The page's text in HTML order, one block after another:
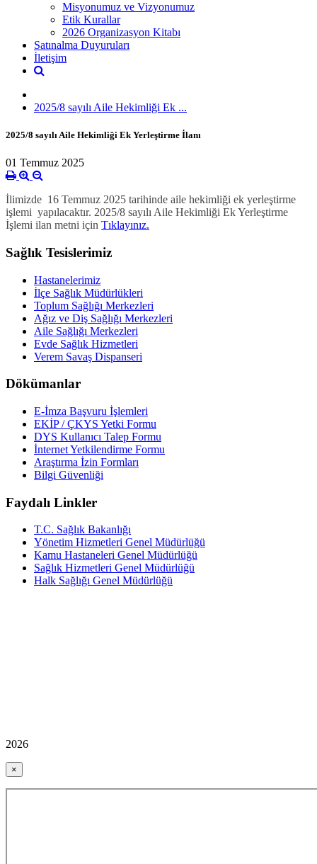
Misyonumuz ve Vizyonumuz
Etik Kurallar
2026 Organizasyon Kitabı
Satınalma Duyuruları
İletişim
2025/8 sayılı Aile Hekimliği Ek ...
2025/8 sayılı Aile Hekimliği Ek Yerleştirme İlanı
01 Temmuz 2025
İlimizde 16 Temmuz 2025 tarihinde aile hekimliği ek yerleştirme
işlemi yapılacaktır. 2025/8 sayılı Aile Hekimliği Ek Yerleştirme
İşlemi ilan metni için Tıklayınız.
Sağlık Tesislerimiz
Hastanelerimiz
İlçe Sağlık Müdürlükleri
Toplum Sağlığı Merkezleri
Ağız ve Diş Sağlığı Merkezleri
Aile Sağlığı Merkezleri
Evde Sağlık Hizmetleri
Verem Savaş Dispanseri
Dökümanlar
E-İmza Başvuru İşlemleri
EKİP / ÇKYS Yetki Formu
DYS Kullanıcı Talep Formu
İnternet Yetkilendirme Formu
Araştırma İzin Formları
Bilgi Güvenliği
Faydalı Linkler
T.C. Sağlık Bakanlığı
Yönetim Hizmetleri Genel Müdürlüğü
Kamu Hastaneleri Genel Müdürlüğü
Sağlık Hizmetleri Genel Müdürlüğü
Halk Sağlığı Genel Müdürlüğü
2026
×